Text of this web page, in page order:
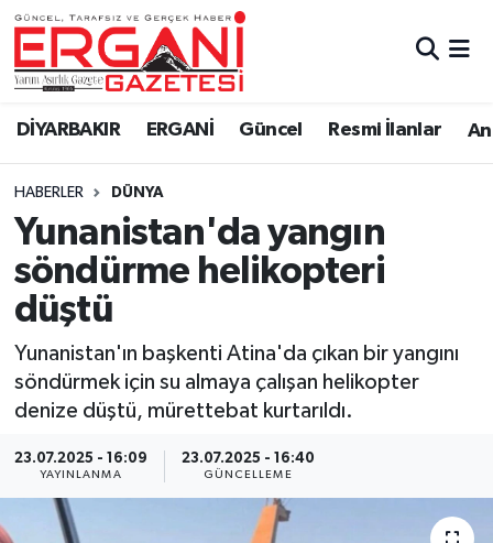
DİYARBAKIR ERGANİ Güncel Resmi İlanlar
HABERLER DÜNYA
Yunanistan'da yangın
söndürme helikopteri
düştü
Yunanistan'ın başkenti Atina'da çıkan bir yangını
söndürmek için su almaya çalışan helikopter
denize düştü, mürettebat kurtarıldı.
23.07.2025 - 16:09
YAYINLANMA
23.07.2025 - 16:40
GÜNCELLEME
DİYARBAKIR
BİSMİL
BAĞLAR
ERGANİ
Güncel
Eği̇ti̇m
Resmi İlanlar
Sağlık
Si̇yaset
Spor
Yaşam
Ergani Nöbetçi Eczaneler
Ergani Hava Durumu
Ergani Trafik Yoğunluk Haritası
Süper Lig Puan Durumu ve Fikstür
Tüm Manşetler
Son Dakika Haberleri
Haber Arşivi